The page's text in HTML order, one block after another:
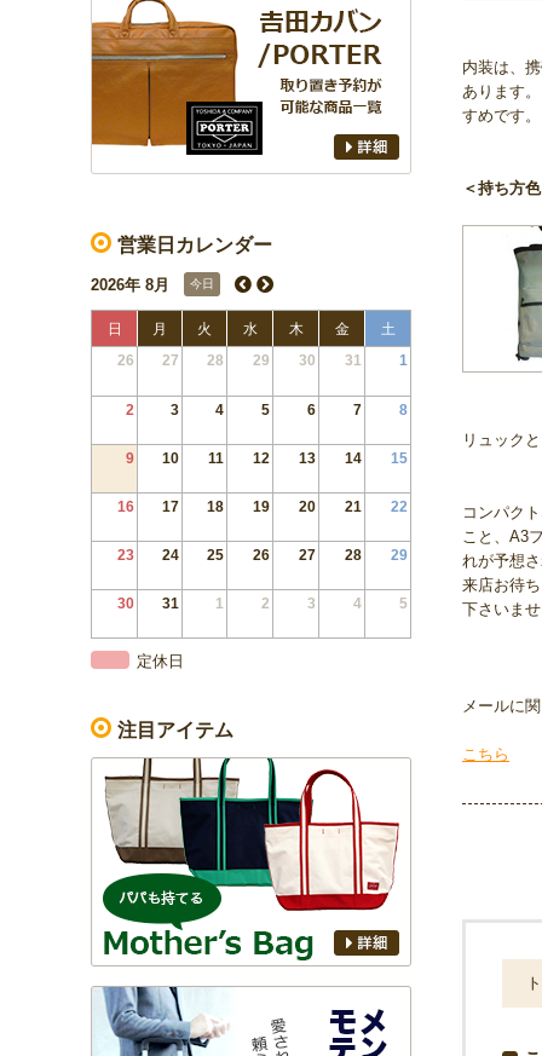
営業日カレンダー
2026年 8月 今日
日 月 火 水 木 金
土
26
27 28 29 30 31 1
2 3 4 5 6 7 8
9 10 11 12 13 14 15
16 17 18 19 20 21 22
23 24 25 26 27 28 29
30 31 1 2 3 4 5
定休日
注目アイテム
内装は、
あります
すめです。
＜持ち方
リュック
コンパク
こと、A3
れが予想
来店お待
下さいま
メールに
こちら